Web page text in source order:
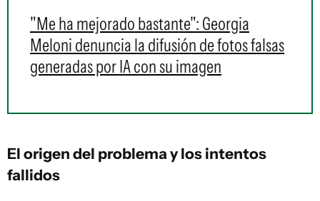
"Me ha mejorado bastante": Georgia
Meloni denuncia la difusión de fotos falsas
generadas por IA con su imagen
El origen del problema y los intentos
fallidos